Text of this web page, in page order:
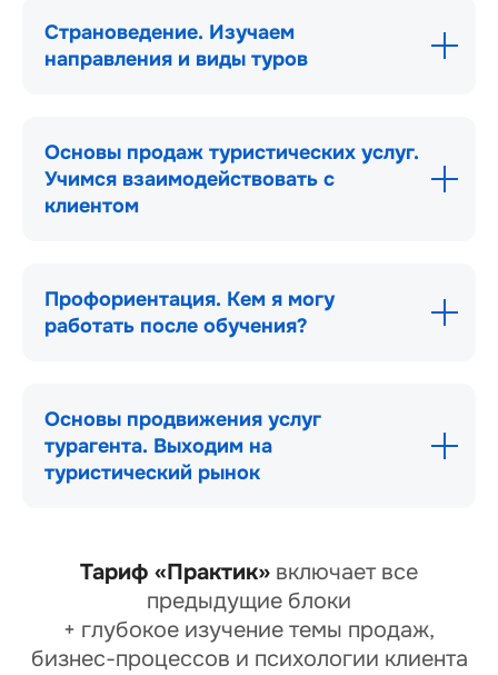
Страноведение. Изучаем
направления и виды туров
Основы продаж туристических услуг.
Учимся взаимодействовать с
клиентом
Профориентация. Кем я могу
работать после обучения?
Основы продвижения услуг
турагента. Выходим на
туристический рынок
Тариф «Практик» включает все
предыдущие блоки
+ глубокое изучение темы продаж,
бизнес-процессов и психологии клиента